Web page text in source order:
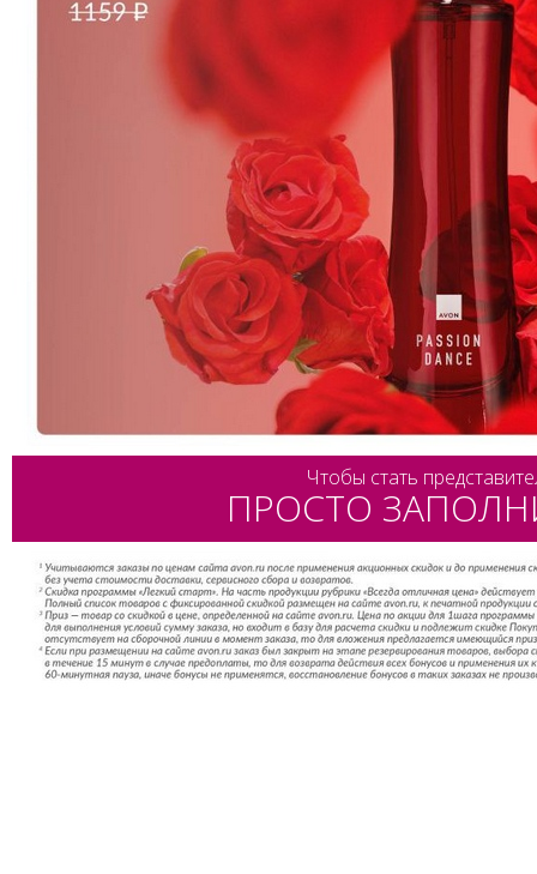
Чтобы стать
ПРОСТО